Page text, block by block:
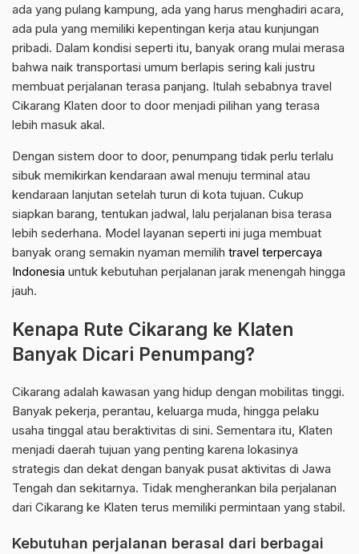
ada yang pulang kampung, ada yang harus menghadiri acara,
ada pula yang memiliki kepentingan kerja atau kunjungan
pribadi. Dalam kondisi seperti itu, banyak orang mulai merasa
bahwa naik transportasi umum berlapis sering kali justru
membuat perjalanan terasa panjang. Itulah sebabnya travel
Cikarang Klaten door to door menjadi pilihan yang terasa
lebih masuk akal.
Dengan sistem door to door, penumpang tidak perlu terlalu
sibuk memikirkan kendaraan awal menuju terminal atau
kendaraan lanjutan setelah turun di kota tujuan. Cukup
siapkan barang, tentukan jadwal, lalu perjalanan bisa terasa
lebih sederhana. Model layanan seperti ini juga membuat
banyak orang semakin nyaman memilih travel terpercaya
Indonesia untuk kebutuhan perjalanan jarak menengah hingga
jauh.
Kenapa Rute Cikarang ke Klaten
Banyak Dicari Penumpang?
Cikarang adalah kawasan yang hidup dengan mobilitas tinggi.
Banyak pekerja, perantau, keluarga muda, hingga pelaku
usaha tinggal atau beraktivitas di sini. Sementara itu, Klaten
menjadi daerah tujuan yang penting karena lokasinya
strategis dan dekat dengan banyak pusat aktivitas di Jawa
Tengah dan sekitarnya. Tidak mengherankan bila perjalanan
dari Cikarang ke Klaten terus memiliki permintaan yang stabil.
Kebutuhan perjalanan berasal dari berbagai